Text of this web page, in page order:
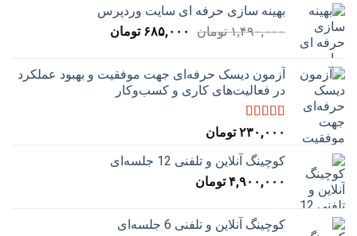
بهینه سازی حرفه ای سایت وردپرس
۱,۴۹۰,۰۰۰ تومان
قیمت
بود.
۶۸۵,۰۰۰ تومانقیمت
آزمون دیسک حرفه‌ای جهت موفقیت و بهبود عملکرد
در فعالیت‌های کاری و کسب‌و‌کار
نمره 5.00از ۲۳۰,۰۰۰ تومان
کوچینگ آنلاین و تلفنی 12 جلسه‌ای
۴,۹۰۰,۰۰۰ تومان
کوچینگ آنلاین و تلفنی 6 جلسه‌ای